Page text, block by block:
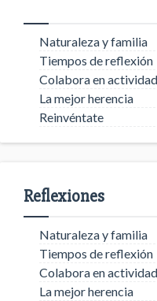
Naturaleza y familia
Tiempos de reflexión
Colabora en
La mejor herencia
Reinvéntate
Reflexiones
Naturaleza y familia
Tiempos de reflexión
Colabora en
La mejor herencia